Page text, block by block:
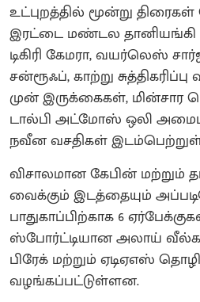
உட்புறத்தில் மூன்று
இரட்டை மண்டல தானியங்கி
டிகிரி கேமரா, வயர்லெஸ்
சன்ரூஃப், காற்று சுத்திகரிப்பு
முன் இருக்கைகள், மின்சார
டால்பி அட்மோஸ் ஒலி
நவீன வசதிகள்
விசாலமான கேபின் மற்றும்
வைக்கும் இடத்தையும்
பாதுகாப்பிற்காக 6
ஸ்போர்ட்டியான அலாய்
பிரேக் மற்றும் ஏடிஏஎஸ்
வழங்கப்பட்டுள்ளன.